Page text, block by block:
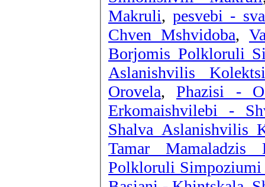
Makruli, pesvebi -
Chven Mshvidoba,
Borjomis Polkloruli
Aslanishvilis
Orovela, Phazisi -
Erkomaishvilebi -
Shalva Aslanishvilis
Tamar
Polkloruli